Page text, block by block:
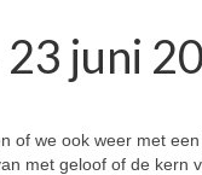
juni
of we ook weer met
met geloof of de kern